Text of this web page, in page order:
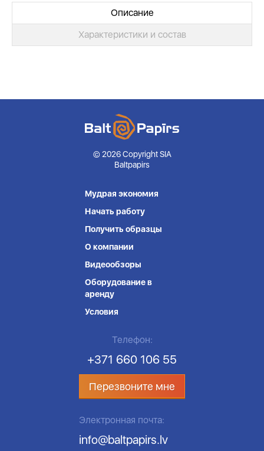
Описание
Характеристики и состав
© 2026 Copyright SIA
Baltpapirs
Мудрая экономия
Начать работу
Получить образцы
О компании
Видеообзоры
Оборудование в
аренду
Условия
Телефон:
+371 660 106 55
Перезвоните мне
Электронная почта:
info@baltpapirs.lv